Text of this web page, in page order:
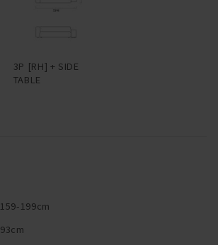
3P [RH] + SIDE
TABLE
159-199cm
93cm